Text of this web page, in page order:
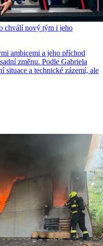
chválí nový tým i jeho
ambicemi a jeho příchod
změnu. Podle Gabriela
situace a technické zázemí, ale